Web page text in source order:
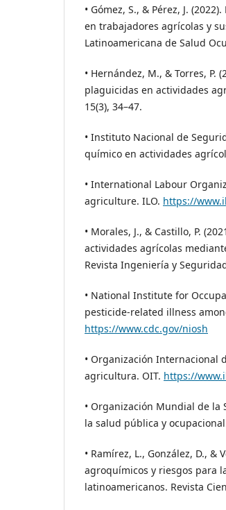
• Gómez, S., & Pérez, J.
en trabajadores agrícolas y
Latinoamericana de Salud
• Hernández, M., & Torres, P.
plaguicidas en actividades
15(3), 34–47.
• Instituto Nacional de
químico en actividades
• International Labour
agriculture. ILO. https://
• Morales, J., & Castillo, P.
actividades agrícolas
Revista Ingeniería y
• National Institute for
pesticide-related illness
https://www.cdc.gov/niosh
• Organización Internacional
agricultura. OIT. https://
• Organización Mundial de la
la salud pública y
• Ramírez, L., González, D., &
agroquímicos y riesgos para
latinoamericanos. Revista